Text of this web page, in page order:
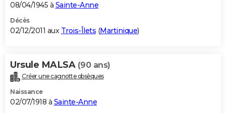
08/04/1945 à Sainte-Anne
Décès
02/12/2011 aux Trois-Îlets (Martinique)
Ursule MALSA (90 ans)
Créer une cagnotte obsèques
Naissance
02/07/1918 à Sainte-Anne